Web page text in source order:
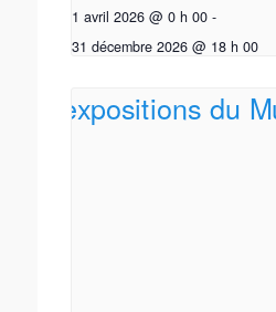
1 avril 2026 @ 0 h 00 -
31 décembre 2026 @ 18 h 00